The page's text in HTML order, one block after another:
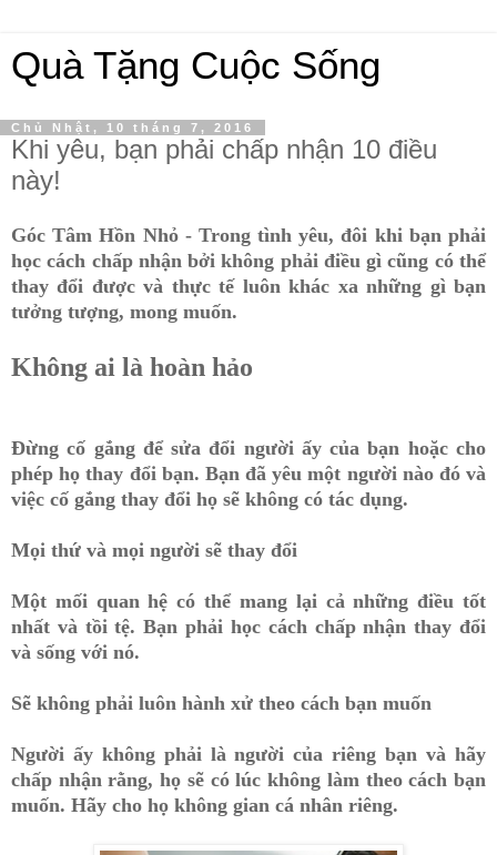
Quà Tặng Cuộc Sống
Chủ Nhật, 10 tháng 7, 2016
Khi yêu, bạn phải chấp nhận 10 điều
này!
Góc Tâm Hồn Nhỏ - Trong tình yêu, đôi khi bạn phải
học cách chấp nhận bởi không phải điều gì cũng có thể
thay đổi được và thực tế luôn khác xa những gì bạn
tưởng tượng, mong muốn.
Không ai là hoàn hảo
Đừng cố gắng để sửa đổi người ấy của bạn hoặc cho
phép họ thay đổi bạn. Bạn đã yêu một người nào đó và
việc cố gắng thay đổi họ sẽ không có tác dụng.
Mọi thứ và mọi người sẽ thay đổi
Một mối quan hệ có thể mang lại cả những điều tốt
nhất và tồi tệ. Bạn phải học cách chấp nhận thay đổi
và sống với nó.
Sẽ không phải luôn hành xử theo cách bạn muốn
Người ấy không phải là người của riêng bạn và hãy
chấp nhận rằng, họ sẽ có lúc không làm theo cách bạn
muốn. Hãy cho họ không gian cá nhân riêng.